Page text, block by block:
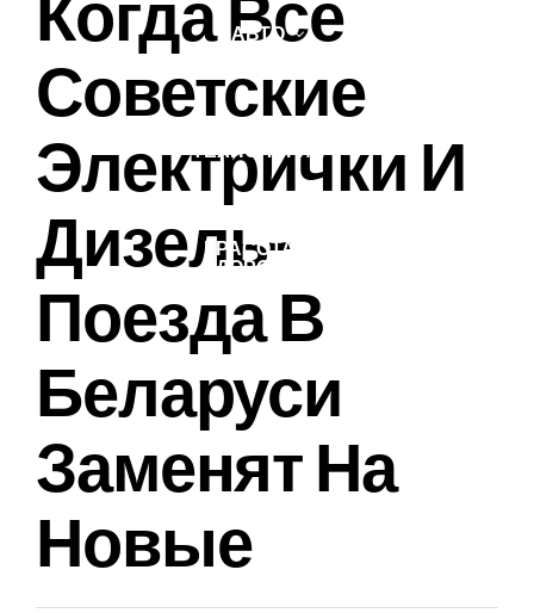
АВТО
ТЕХНОЛОГИИ
КРАСОТА И
ЗДОРОВЬЕ
Советские
Электрички И
Дизель-
Поезда В
Беларуси
Заменят На
Новые